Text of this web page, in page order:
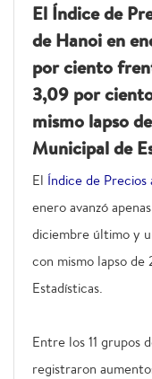
El Índice de
de Hanoi en
por ciento
3,09 por
mismo lapso
Municipal de
El Índice de Precios
enero avanzó
diciembre último y
con mismo lapso
Estadísticas.
Entre los 11 grupos
registraron